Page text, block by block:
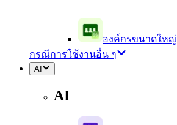
องค์กรขนาดใหญ่
กรณีการใช้งานอื่น ๆ
AI
AI